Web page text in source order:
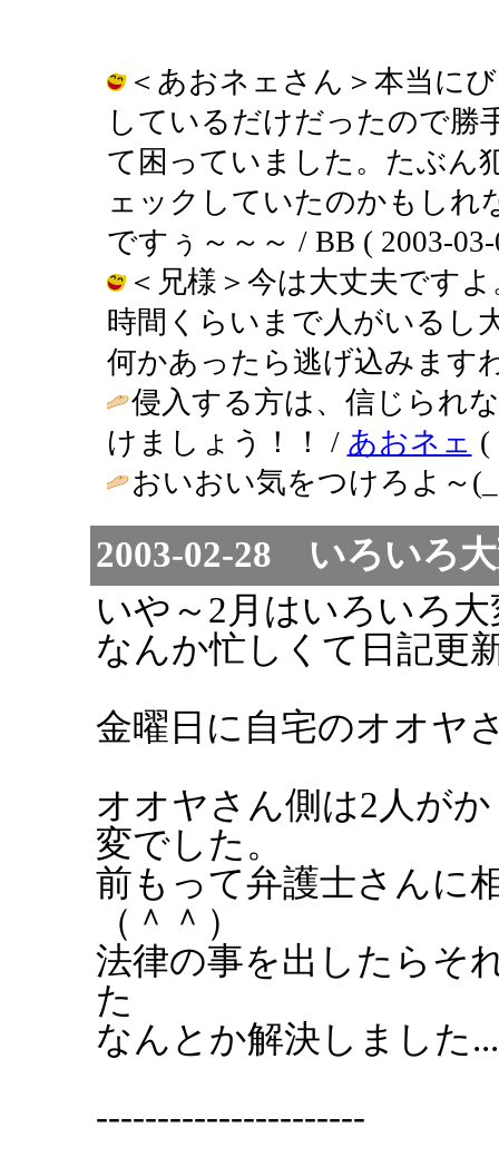
＜あおネェさん＞本当に
しているだけだったので勝
て困っていました。たぶん
ェックしていたのかもしれ
ですぅ～～～ / BB ( 2003-
＜兄様＞今は大丈夫です
時間くらいまで人がいるし
何かあったら逃げ込みます
侵入する方は、信じられ
けましょう！！ / あおネェ (
おいおい気をつけろよ～
2003-02-28 いろいろ
いや～2月はいろいろ
なんか忙しくて日記更
金曜日に自宅のオオヤ
オオヤさん側は2人が
変でした。
前もって弁護士さんに
（＾＾）
法律の事を出したらそ
た
なんとか解決しました
----------------------